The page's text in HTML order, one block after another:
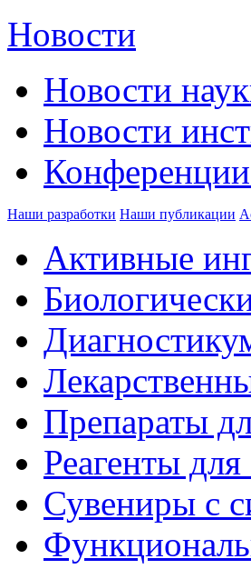
Новости
Новости
Новости
Наши разработки Наши публикации
Активные
Препараты
Реагенты
Сувениры с